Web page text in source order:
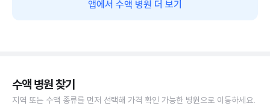
앱에서 수액 병원 더 보기
수액 병원 찾기
지역 또는 수액 종류를 먼저 선택해 가격 확인 가능한 병원으로 이동하세요.